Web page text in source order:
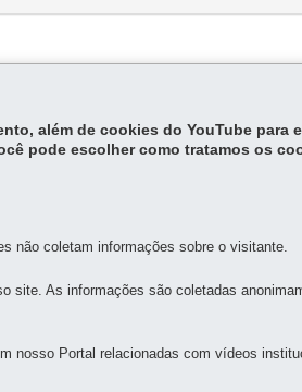
Voltar
DENUNCIE CORRUPÇÃO
além de cookies do YouTube para
pode escolher como tratamos os
não coletam informações sobre o visitante.
site. As informações são coletadas
nosso Portal relacionadas com vídeos